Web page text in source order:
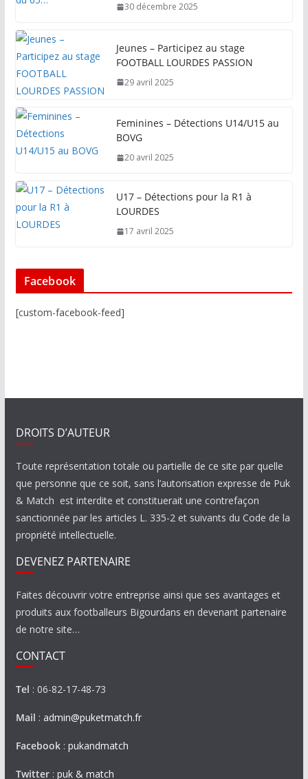
30 décembre 2025
Jeunes – Participez au stage
FOOTBALL LOURDES PASSION
29 avril 2025
Feminines – Détections U14/U15 au
BOVG
20 avril 2025
U17 – Détections pour la R1 à
LOURDES
17 avril 2025
Facebook
[custom-facebook-feed]
DROITS D’AUTEUR
Toute représentation totale ou partielle de ce site par quelle
que personne que ce soit, sans l’autorisation expresse de Puk
& Match est interdite et constituerait une contrefaçon
sanctionnée par les articles L. 335-2 et suivants du Code de la
propriété intellectuelle.
DEVENEZ PARTENAIRE
Faites découvrir votre entreprise ainsi que ses avantages et
produits aux footballeurs Bigourdans en devenant partenaire
de notre site…
CONTACT
Tel : 06-82-17-48-73
Mail : admin@puketmatch.fr
Facebook: pukandmatch
Twitter: puk & match